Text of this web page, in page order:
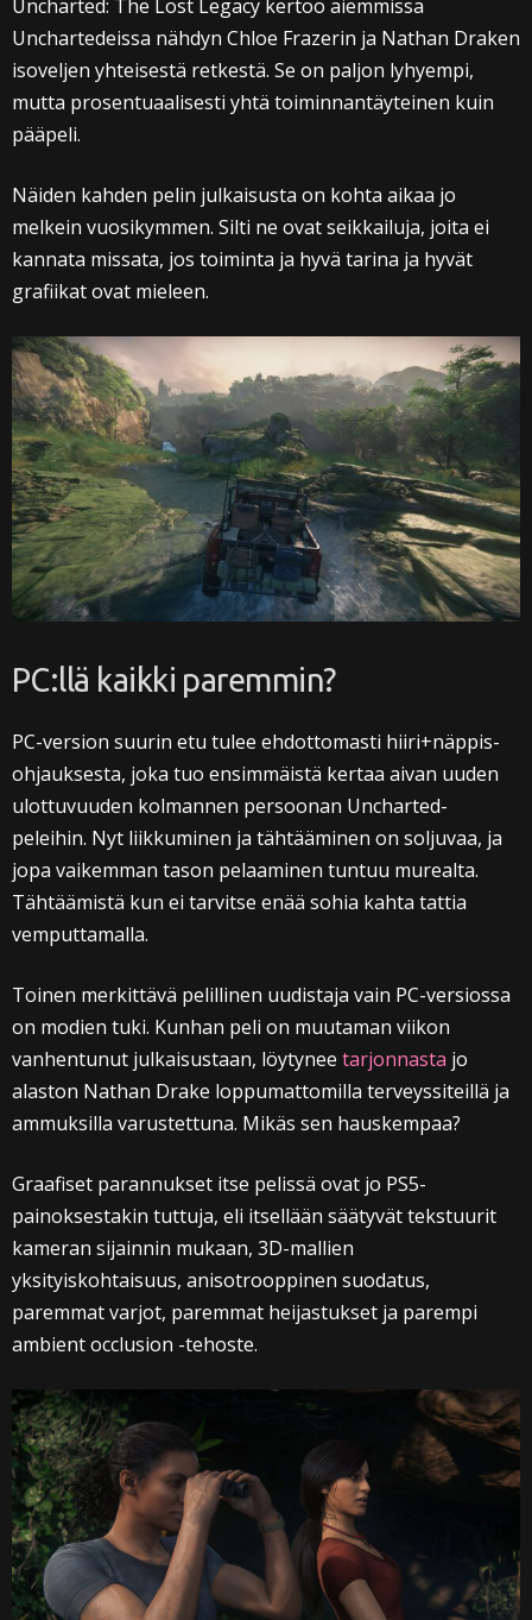
Uncharted: The Lost Legacy kertoo aiemmissa
Unchartedeissa nähdyn Chloe Frazerin ja Nathan Draken
isoveljen yhteisestä retkestä. Se on paljon lyhyempi,
mutta prosentuaalisesti yhtä toiminnantäyteinen kuin
pääpeli.
Näiden kahden pelin julkaisusta on kohta aikaa jo
melkein vuosikymmen. Silti ne ovat seikkailuja, joita ei
kannata missata, jos toiminta ja hyvä tarina ja hyvät
grafiikat ovat mieleen.
PC:llä kaikki paremmin?
PC-version suurin etu tulee ehdottomasti hiiri+näppis-
ohjauksesta, joka tuo ensimmäistä kertaa aivan uuden
ulottuvuuden kolmannen persoonan Uncharted-
peleihin. Nyt liikkuminen ja tähtääminen on soljuvaa, ja
jopa vaikemman tason pelaaminen tuntuu murealta.
Tähtäämistä kun ei tarvitse enää sohia kahta tattia
vemputtamalla.
Toinen merkittävä pelillinen uudistaja vain PC-versiossa
on modien tuki. Kunhan peli on muutaman viikon
vanhentunut julkaisustaan, löytynee tarjonnasta jo
alaston Nathan Drake loppumattomilla terveyssiteillä ja
ammuksilla varustettuna. Mikäs sen hauskempaa?
Graafiset parannukset itse pelissä ovat jo PS5-
painoksestakin tuttuja, eli itsellään säätyvät tekstuurit
kameran sijainnin mukaan, 3D-mallien
yksityiskohtaisuus, anisotrooppinen suodatus,
paremmat varjot, paremmat heijastukset ja parempi
ambient occlusion -tehoste.